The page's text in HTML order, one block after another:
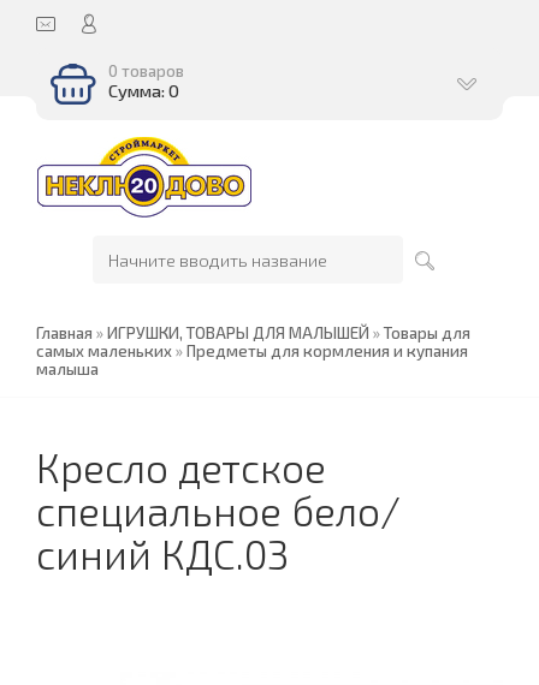
0 товаров
Сумма: 0
Главная »ИГРУШКИ, ТОВАРЫ ДЛЯ МАЛЫШЕЙ »Товары для
самых маленьких»Предметы для кормления и купания
малыша
Кресло детское
специальное бело/
синий КДС.03